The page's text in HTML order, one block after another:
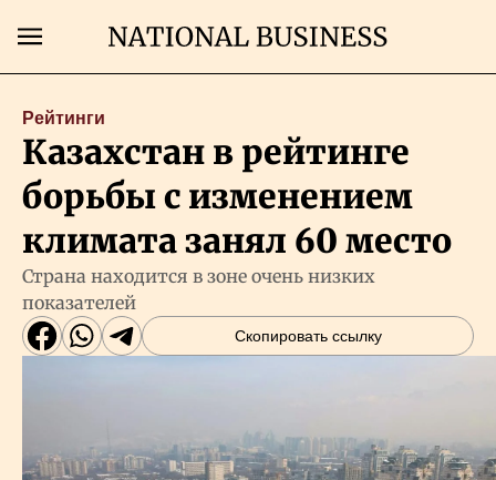
Главная
Экономика
Бизнес
Рынки
Рейтинги
Казахстан в рейтинге
борьбы с изменением
климата занял 60 место
Страна находится в зоне очень низких
показателей
Скопировать ссылку